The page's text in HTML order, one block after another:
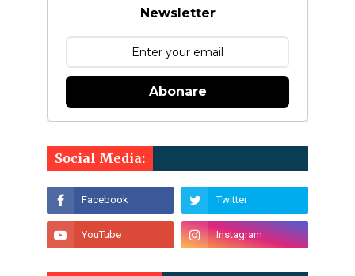
Newsletter
Abonare
Social Media: